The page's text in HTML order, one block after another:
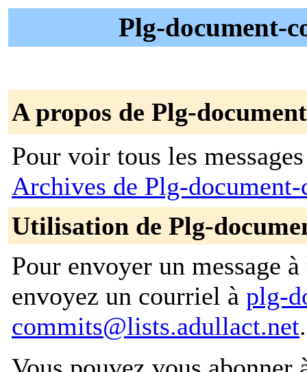
Plg-document-
A propos de Plg-
Pour voir tous les
Archives de Plg-
Utilisation de Plg-
Pour envoyer un message
envoyez un courriel à plg-
commits@lists.adullact.net.